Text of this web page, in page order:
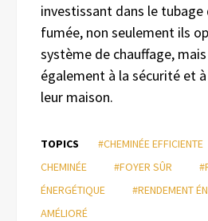
investissant dans le
fumée, non seulement ils
système de chauffage,
également à la sécurité et
leur maison.
TOPICS #CHEMINÉE EFFICIENTE
CHEMINÉE
#FOYER SÛR
ÉNERGÉTIQUE
#RENDEMENT
AMÉLIORÉ